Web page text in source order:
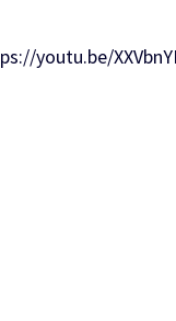
youtu.be/